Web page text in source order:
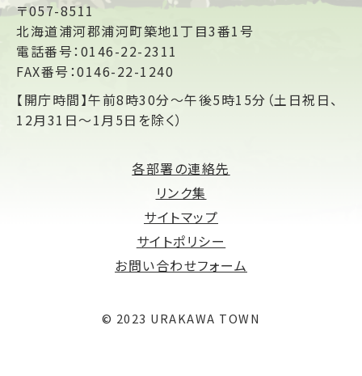
〒057-8511
北海道浦河郡浦河町築地1丁目3番1号
電話番号：0146-22-2311
FAX番号：0146-22-1240
【開庁時間】午前8時30分～午後5時15分（土日祝日、
12月31日～1月5日を除く）
各部署の連絡先
リンク集
サイトマップ
サイトポリシー
お問い合わせフォーム
© 2023 URAKAWA TOWN